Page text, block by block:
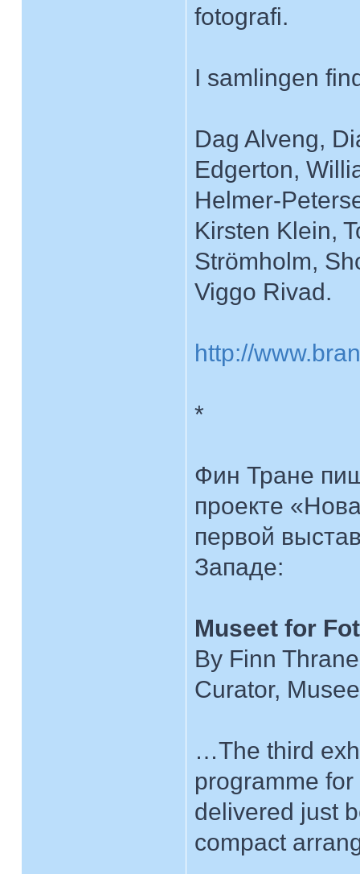
fotografi.
I samlingen
Dag Alveng,
Edgerton,
Helmer-
Kirsten Klein,
Strömholm,
Viggo Rivad.
http://
*
Фин Тране
проекте
первой
Западе:
Museet for
By Finn Thrane
Curator,
…The third
programme
delivered just
compact